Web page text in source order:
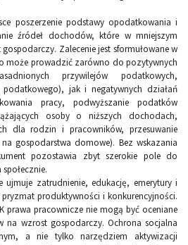
poszerzenie podstawy opodatkowania i
źródeł dochodów, które w mniejszym
Zalecenie jest sformułowane w
może prowadzić zarówno do pozytywnych
przywilejów podatkowych,
podatkowego), jak i negatywnych działań
pracy, podwyższanie podatków
osoby o niższych dochodach,
dla rodzin i pracowników, przesuwanie
gospodarstwa domowe). Bez wskazania
pozostawia zbyt szerokie pole do
ujmuje zatrudnienie, edukację, emerytury i
pryzmat produktywności i konkurencyjności.
prawa pracownicze nie mogą być oceniane
na wzrost gospodarczy. Ochrona socjalna
a nie tylko narzędziem aktywizacji